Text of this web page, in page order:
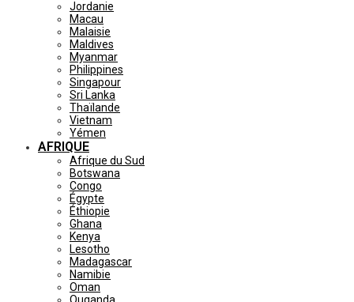
Jordanie
Macau
Malaisie
Maldives
Myanmar
Philippines
Singapour
Sri Lanka
Thaïlande
Vietnam
Yémen
AFRIQUE
Afrique du Sud
Botswana
Congo
Égypte
Éthiopie
Ghana
Kenya
Lesotho
Madagascar
Namibie
Oman